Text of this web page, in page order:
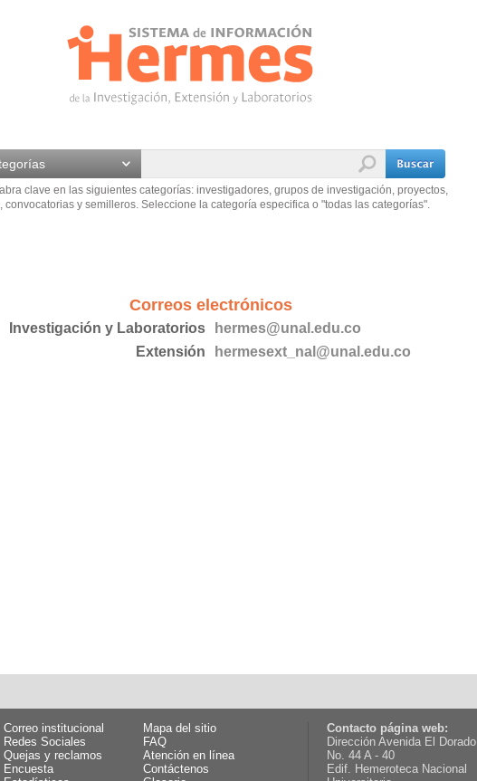
clave en las siguientes categorías: investigadores, grupos de investigación, proyectos,
convocatorias y semilleros. Seleccione la categoría especifica o "todas las categorías".
Correos electrónicos
Investigación y Laboratorios
hermes@unal.edu.co
Extensión
hermesext_nal@unal.edu.co
Correo institucional
Mapa del sitio
Redes Sociales
FAQ
Quejas y reclamos
Atención en línea
Encuesta
Contáctenos
Contacto página web:
Dirección Avenida El Dorado
No. 44 A - 40
Edif. Hemeroteca Nacional